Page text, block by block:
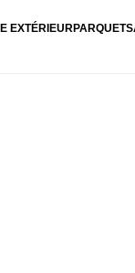
EXTÉRIEURPARQUET